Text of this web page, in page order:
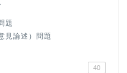
題
見論述）問題
40